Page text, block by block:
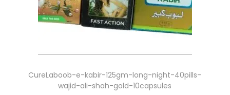
CureLaboob-e-kabir-125gm-long-night-40pills-
wajid-ali-shah-gold-10capsules